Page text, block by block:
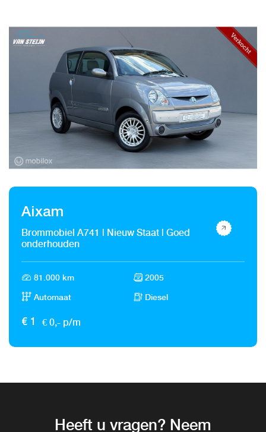
Aixam
Brommobiel A741 | Nieuw Staat | Goed
onderhouden
81.000 km 2005
Automaat Diesel
€ 1 € 0,- p/m
Heeft u vragen? Neem